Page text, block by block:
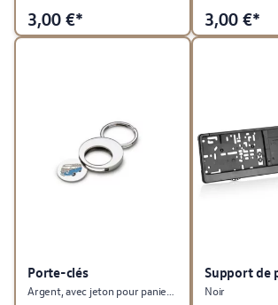
3,00 €* 3,00 €*
Porte-clés
Noir